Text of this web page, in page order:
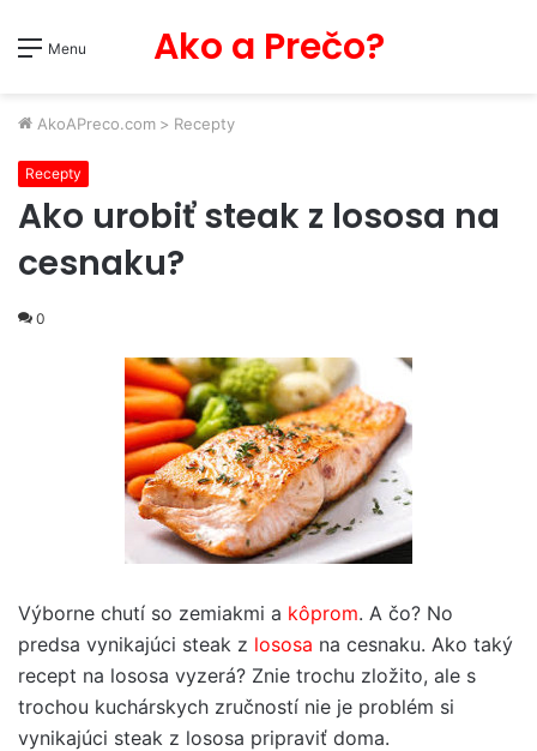
Menu Ako a Prečo?
AkoAPreco.com > Recepty
Recepty
Ako urobiť steak z lososa na
cesnaku?
0
Výborne chutí so zemiakmi a kôprom. A čo? No
predsa vynikajúci steak z lososa na cesnaku. Ako taký
recept na lososa vyzerá? Znie trochu zložito, ale s
trochou kuchárskych zručností nie je problém si
vynikajúci steak z lososa pripraviť doma.